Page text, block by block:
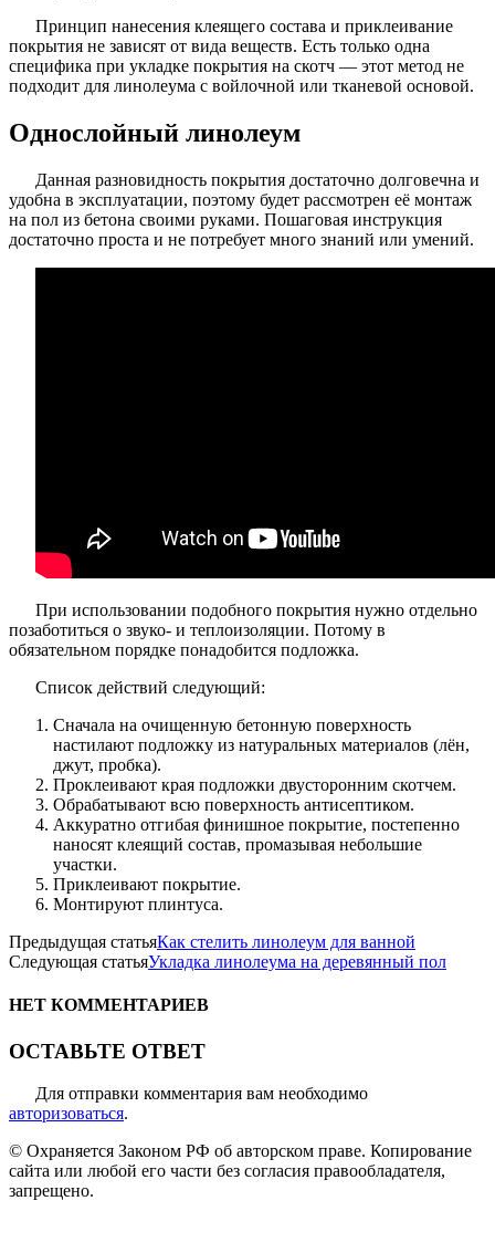
Принцип нанесения клеящего состава и приклеивание
покрытия не зависят от вида веществ. Есть только одна
специфика при укладке покрытия на скотч — этот метод не
подходит для линолеума с войлочной или тканевой основой.
Однослойный линолеум
Данная разновидность покрытия достаточно долговечна и
удобна в эксплуатации, поэтому будет рассмотрен её монтаж
на пол из бетона своими руками. Пошаговая инструкция
достаточно проста и не потребует много знаний или умений.
При использовании подобного покрытия нужно отдельно
позаботиться о звуко- и теплоизоляции. Потому в
обязательном порядке понадобится подложка.
Список действий следующий:
Сначала на очищенную бетонную поверхность
настилают подложку из натуральных материалов (лён,
джут, пробка).
Проклеивают края подложки двусторонним скотчем.
Обрабатывают всю поверхность антисептиком.
Аккуратно отгибая финишное покрытие, постепенно
наносят клеящий состав, промазывая небольшие
участки.
Приклеивают покрытие.
Монтируют плинтуса.
Предыдущая статьяКак стелить линолеум для ванной
Следующая статьяУкладка линолеума на деревянный пол
НЕТ КОММЕНТАРИЕВ
ОСТАВЬТЕ ОТВЕТ
Для отправки комментария вам необходимо
авторизоваться.
© Охраняется Законом РФ об авторском праве. Копирование
сайта или любой его части без согласия правообладателя,
запрещено.